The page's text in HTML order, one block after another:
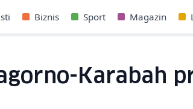
Biznis Sport Magazin
Karabah